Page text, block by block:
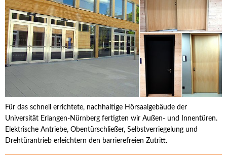
Für das schnell errichtete, nachhaltige Hörsaalgebäude der
Universität Erlangen-Nürnberg fertigten wir Außen- und Innentüren.
Elektrische Antriebe, Obentürschließer, Selbstverriegelung und
Drehtürantrieb erleichtern den barrierefreien Zutritt.